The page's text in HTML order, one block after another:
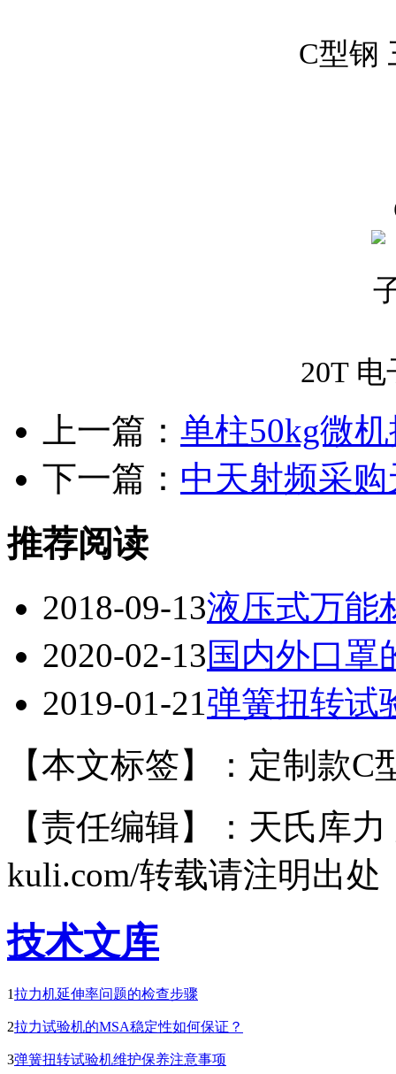
C型钢
20T
上一篇： 单柱50kg微
下一篇： 中天射频采
推荐阅读
2018-09-13液压式万能
2020-02-13国内外口罩
2019-01-21弹簧扭转试
【本文标签】：定制款C
【责任编辑】：天氏库
kuli.com/转载请注明出处
技术文库
1拉力机延伸率问题的检查步骤
2拉力试验机的MSA稳定性如何保证？
3弹簧扭转试验机维护保养注意事项